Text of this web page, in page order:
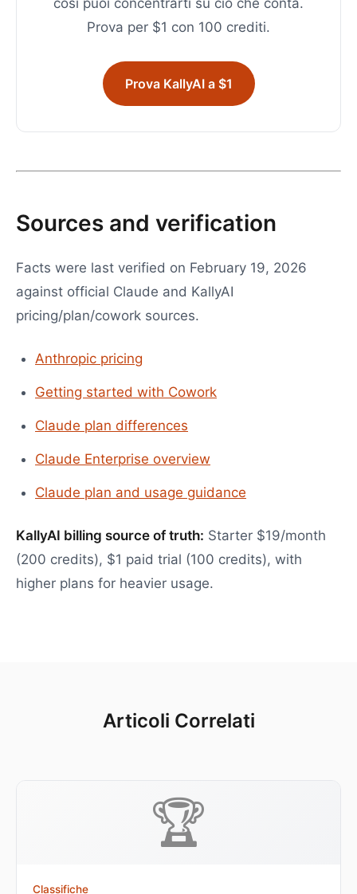
cosi puoi concentrarti su cio che conta.
Prova per $1 con 100 crediti.
Prova KallyAI a $1
Sources and verification
Facts were last verified on February 19, 2026
against official Claude and KallyAI
pricing/plan/cowork sources.
Anthropic pricing
Getting started with Cowork
Claude plan differences
Claude Enterprise overview
Claude plan and usage guidance
KallyAI billing source of truth: Starter $19/month
(200 credits), $1 paid trial (100 credits), with
higher plans for heavier usage.
Articoli Correlati
🏆
Classifiche